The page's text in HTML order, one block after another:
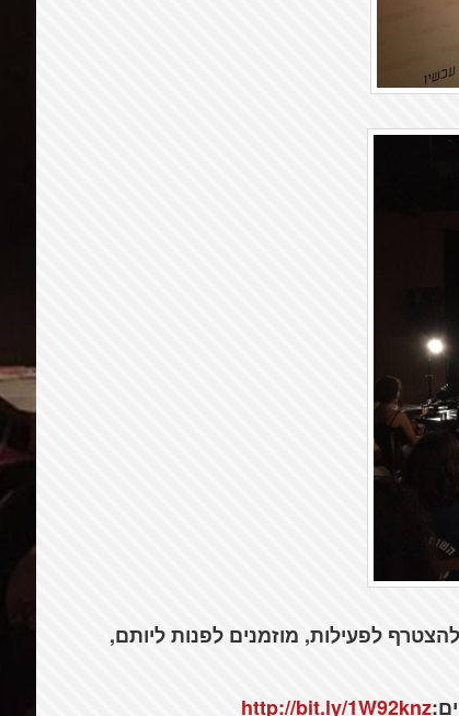
לפעילות, מוזמנים לפנות ליותם,
http://bit.ly/1W92knz